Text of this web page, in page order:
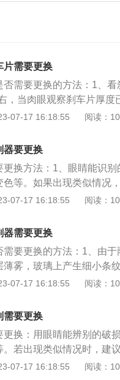
片需要更换
否需要更换的方法：1、
，当肉眼观察刹车片厚
觉刹车力度：在路上行
点刹车的同时伴随异响，
表板上刹车警示灯亮起那
泵漏油后，浸入刹车片，
须要更换；6、行驶的公
，也可以通过行驶的公
07-17 16:18:55 阅读：
器要更换
更换方法：1、眼睛能识
色等。如果出现类似情况
上有胶条脱落，每次刮擦
器，喷点雨刮水，看看雨
夹板下会产生一层雾气，
雨刮片。擦拭时，发出咔
，擦拭后玻璃会处于水膜
07-17 16:18:55 阅读：
器需要更换
需要更换的方法：1、由
雾，玻璃上产生细小条
发出卡塔做响的声音，
刮过一遍之后，仍有小水
是平时没有好好的清洗玻
油膜层，会使玻璃变得不
干净的现象。假如出现
雨刷器长时间暴露在阳
07-17 16:18:55 阅读：
需要更换
更换：用眼睛能辨别的破
。若出现类似情况时，建
经从骨架中脱落，每次刮
07-17 16:18:55 阅读：